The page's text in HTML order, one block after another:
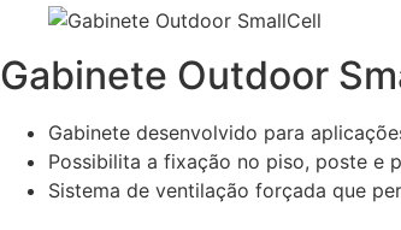
Gabinete Outdoor
Gabinete desenvolvido para
Possibilita a fixação no piso, poste e
Sistema de ventilação forçada que